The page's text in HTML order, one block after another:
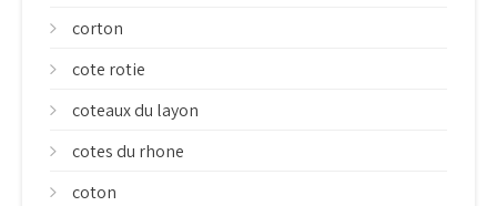
corton
cote rotie
coteaux du layon
cotes du rhone
coton